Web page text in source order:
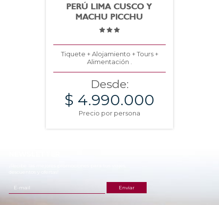
PERÚ LIMA CUSCO Y
MACHU PICCHU
Tiquete + Alojamiento + Tours +
Alimentación .
Desde:
$ 4.990.000
Precio por persona